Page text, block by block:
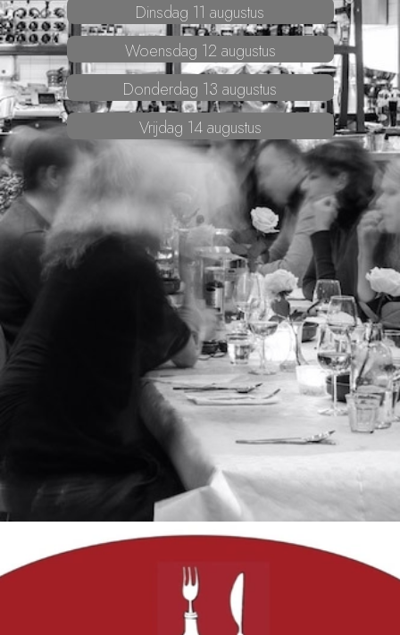
Dinsdag 11 augustus
Woensdag 12 augustus
Donderdag 13 augustus
Vrijdag 14 augustus